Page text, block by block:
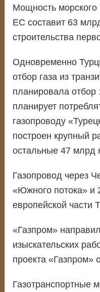
Мощность морского
ЕС составит 63
строительства
Одновременно
отбор газа из
планировала отбор
планирует
газопроводу
построен крупный
остальные 47 млрд
Газопровод через
«Южного потока» и
европейской части
«Газпром»
изыскательских
проекта «Газпром»
Газотранспортные